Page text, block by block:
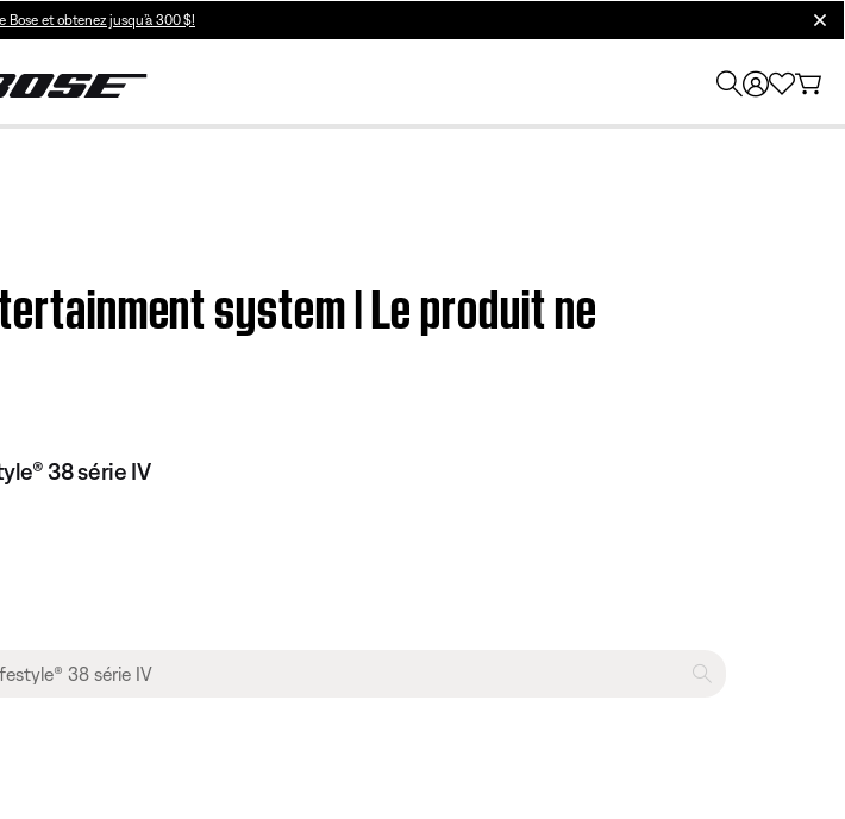
Bose et obtenez jusqu’à 300 $!
system | Le produit ne
38 série IV